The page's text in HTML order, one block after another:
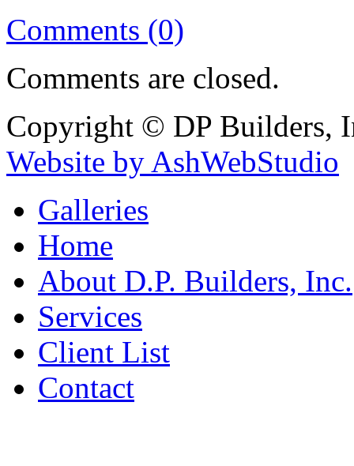
Comments (0)
Comments are closed.
Copyright © DP Builders,
Website by AshWebStudio
Galleries
Home
About D.P. Builders, Inc.
Services
Client List
Contact